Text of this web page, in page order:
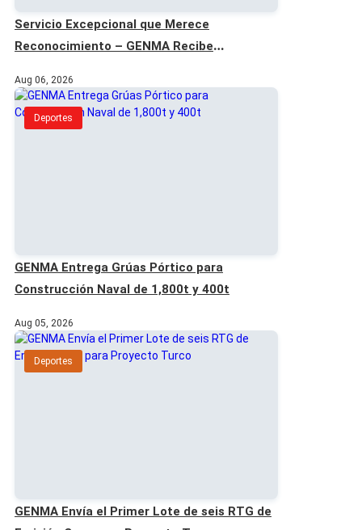
Servicio Excepcional que Merece
Reconocimiento – GENMA Recibe
Aug 06, 2026
Deportes
GENMA Entrega Grúas Pórtico para
Construcción Naval de 1,800t y 400t
Aug 05, 2026
Deportes
GENMA Envía el Primer Lote de seis RTG de